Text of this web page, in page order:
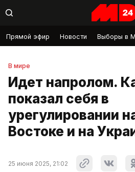
Прямой эфир Новости Выборы в
В мире
Идет напролом.
показал себя в
урегулировании
Востоке и на
25 июня 2025, 21:02